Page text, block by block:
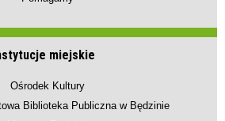
miejskie
Ośrodek Kultury
Biblioteka Publiczna w Będzinie